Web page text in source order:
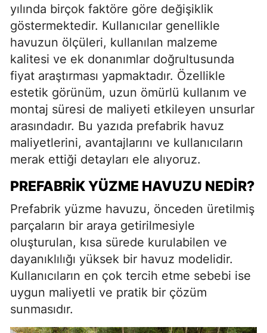
yılında birçok faktöre göre değişiklik
göstermektedir. Kullanıcılar genellikle
havuzun ölçüleri, kullanılan malzeme
kalitesi ve ek donanımlar doğrultusunda
fiyat araştırması yapmaktadır. Özellikle
estetik görünüm, uzun ömürlü kullanım ve
montaj süresi de maliyeti etkileyen unsurlar
arasındadır. Bu yazıda prefabrik havuz
maliyetlerini, avantajlarını ve kullanıcıların
merak ettiği detayları ele alıyoruz.
PREFABRIK YÜZME HAVUZU NEDIR?
Prefabrik yüzme havuzu, önceden üretilmiş
parçaların bir araya getirilmesiyle
oluşturulan, kısa sürede kurulabilen ve
dayanıklılığı yüksek bir havuz modelidir.
Kullanıcıların en çok tercih etme sebebi ise
uygun maliyetli ve pratik bir çözüm
sunmasıdır.